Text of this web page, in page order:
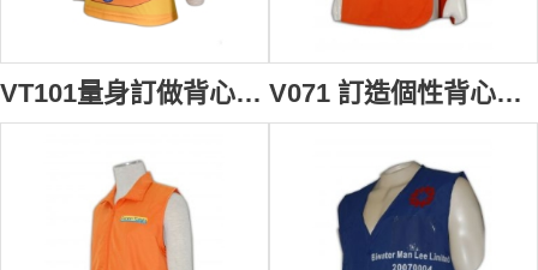
VT101量身訂做背心T恤 體育會背心 龍舟端午背心 背心批發商HK 龍舟衫 龍舟背心 龍舟隊衣 橙色 V071 訂造個性背心褸 龜背 訂購背心 設計背心款式 制服背心褸公司 背心制服專門店